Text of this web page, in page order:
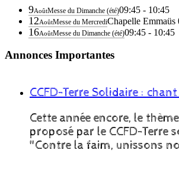
9AoûtMesse du Dimanche (été)09:45 - 10:45
12AoûtMesse du MercrediChapelle Emmaüs
16AoûtMesse du Dimanche (été)09:45 - 10:45
Annonces Importantes
CCFD-Terre Solidaire :
Cette année encore, le
proposé par le CCFD-Terre
"Contre la faim, unissons